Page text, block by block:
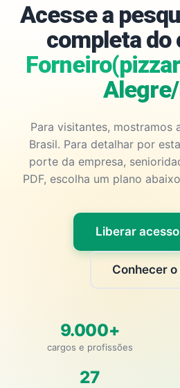
Acesse a
completa do
Para visitantes, mostramos
Brasil. Para detalhar por
porte da empresa,
PDF, escolha um plano
Liberar
Conhecer o
9.000+
cargos e profissões
27